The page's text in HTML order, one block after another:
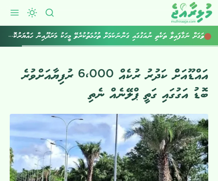
ވަގަށް ނަގާފައިވާ ތަކެތި ނުއަގުގައި ގަންނަކަމަށް ތުހުމަތުކުރެވޭ މީހަކު މަރަދޫއިން ހައްޔަރުކޮށްފި
އައްޑޫއަށްް ކަދުރު ރުކެއް 6،000 ރުފިޔާއަށްވުރެ
ބޮޑު އަގުގައި ގަތީ ޕްލޭނެއް ނެތި